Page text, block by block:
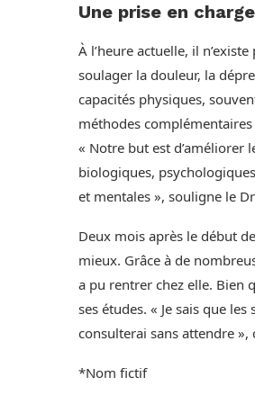
Une prise en
À l’heure actuelle, il
soulager la douleur, la
capacités physiques,
méthodes
« Notre but est d’améliorer
biologiques,
et mentales », souligne le
Deux mois après le début
mieux. Grâce à de
a pu rentrer chez elle. Bien
ses études. « Je sais que
consulterai sans attendre »,
*Nom fictif